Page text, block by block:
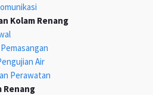
Kolam Renang
Air
Perawatan
Renang